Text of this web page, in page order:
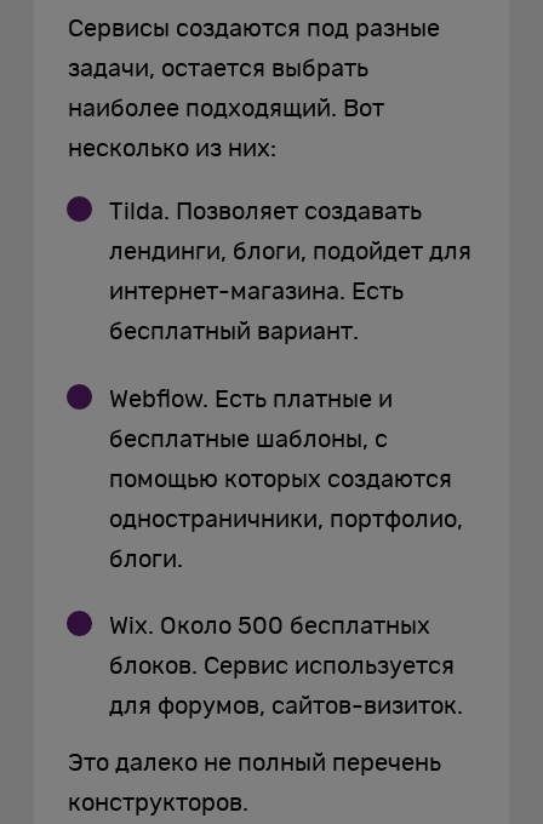
Сервисы создаются под разные
задачи, остается выбрать
наиболее подходящий. Вот
несколько из них:
Tilda. Позволяет создавать
лендинги, блоги, подойдет для
интернет-магазина. Есть
бесплатный вариант.
Webflow. Есть платные и
бесплатные шаблоны, с
помощью которых создаются
одностраничники, портфолио,
блоги.
Wix. Около 500 бесплатных
блоков. Сервис используется
для форумов, сайтов-визиток.
Это далеко не полный перечень
конструкторов.